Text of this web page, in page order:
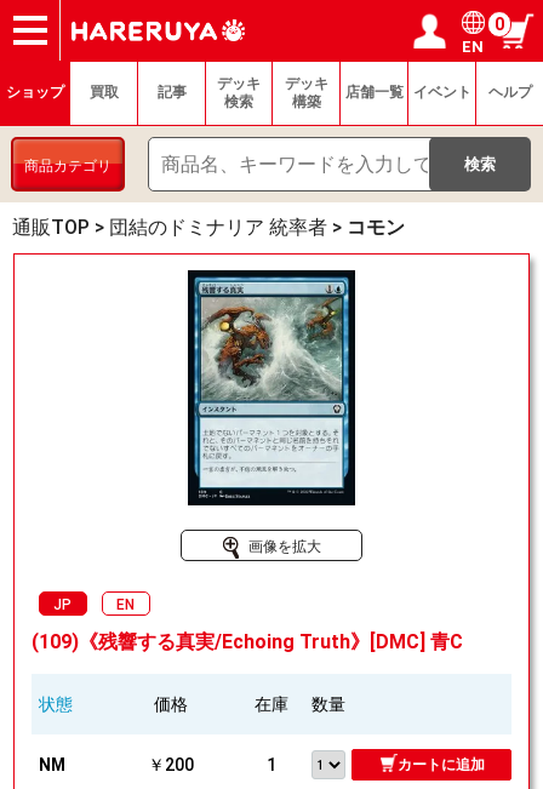
ショップ
買取
記事
デッキ検索
デッキ構築
選手一覧
店舗一覧
イベント
ヘルプ
お問い合わせ ログイン／会員登録
マイページ
EN
0
ショップ 買取 記事
デッキ
検索
デッキ
構築
店舗一覧 イベント ヘルプ
商品カテゴリ
通販TOP > 団結のドミナリア 統率者 > コモン
画像を拡大
JP EN
(109)《残響する真実/Echoing Truth》[DMC] 青C
状態 価格 在庫 数量
NM ￥200 1 カートに追加